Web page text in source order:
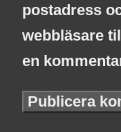
postadress
webbläsare
en